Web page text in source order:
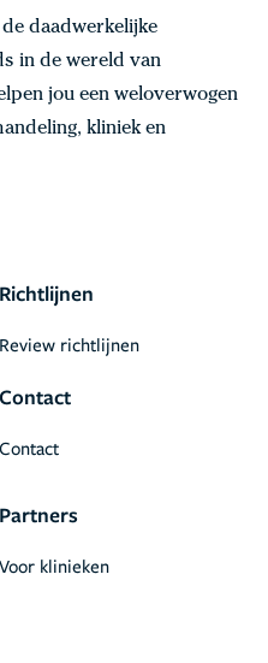
daadwerkelijke
in de wereld van
jou een weloverwogen
kliniek en
Richtlijnen
Review richtlijnen
Contact
Contact
Partners
Voor klinieken